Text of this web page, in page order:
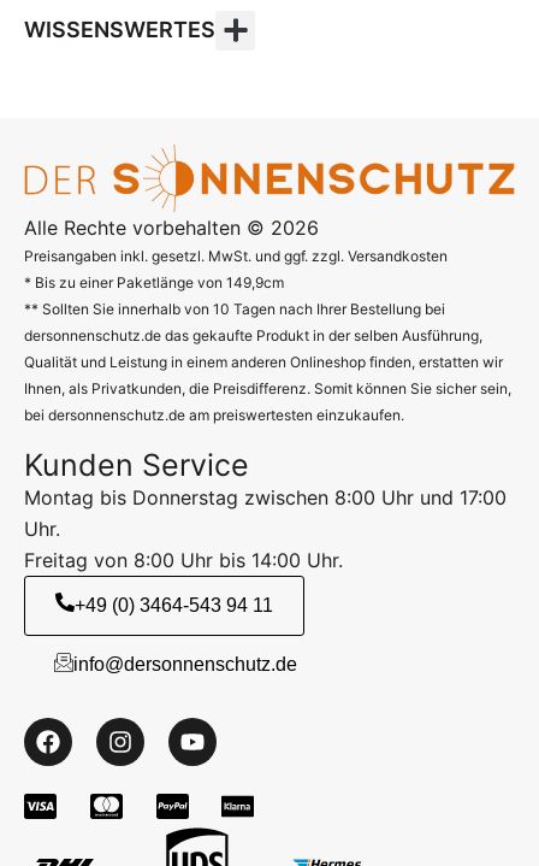
WISSENSWERTES
Alle Rechte vorbehalten © 2026
Preisangaben inkl. gesetzl. MwSt. und ggf. zzgl. Versandkosten
* Bis zu einer Paketlänge von 149,9cm
** Sollten Sie innerhalb von 10 Tagen nach Ihrer Bestellung bei
dersonnenschutz.de das gekaufte Produkt in der selben Ausführung,
Qualität und Leistung in einem anderen Onlineshop finden, erstatten wir
Ihnen, als Privatkunden, die Preisdifferenz. Somit können Sie sicher sein,
bei dersonnenschutz.de am preiswertesten einzukaufen.
Kunden Service
Montag bis Donnerstag zwischen 8:00 Uhr und 17:00
Uhr.
Freitag von 8:00 Uhr bis 14:00 Uhr.
+49 (0) 3464-543 94 11
info@dersonnenschutz.de